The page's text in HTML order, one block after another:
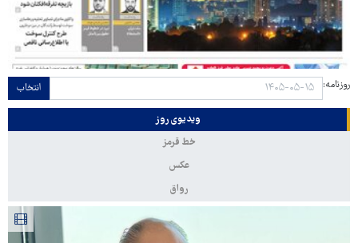
روزنامه: انتخاب
ویدیوی روز
خط قرمز
عکس
رواق